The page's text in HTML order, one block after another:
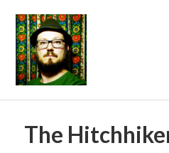
The